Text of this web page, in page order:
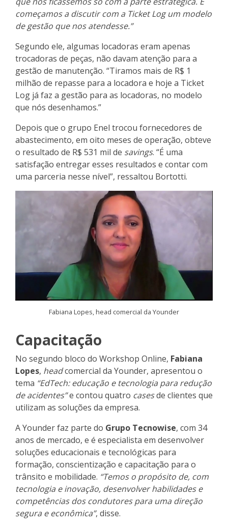
começamos a discutir com a Ticket Log um modelo
de gestão que nos atendesse.”
Segundo ele, algumas locadoras eram apenas
trocadoras de peças, não davam atenção para a
gestão de manutenção. “Tiramos mais de R$ 1
milhão de repasse para a locadora e hoje a Ticket
Log já faz a gestão para as locadoras, no modelo
que nós desenhamos.”
Depois que o grupo Enel trocou fornecedores de
abastecimento, em oito meses de operação, obteve
o resultado de R$ 531 mil de savings. “É uma
satisfação entregar esses resultados e contar com
uma parceria nesse nível”, ressaltou Bortotti.
Fabiana Lopes, head comercial da Younder
Capacitação
No segundo bloco do Workshop Online, Fabiana
Lopes, headcomercial da Younder, apresentou o
tema “EdTech: educação e tecnologia para redução
de acidentes”e contou quatro casesde clientes que
utilizam as soluções da empresa.
A Younder faz parte do Grupo Tecnowise, com 34
anos de mercado, e é especialista em desenvolver
soluções educacionais e tecnológicas para
formação, conscientização e capacitação para o
trânsito e mobilidade. “Temos o propósito de, com
tecnologia e inovação, desenvolver habilidades e
competências dos condutores para uma direção
segura e econômica”, disse.